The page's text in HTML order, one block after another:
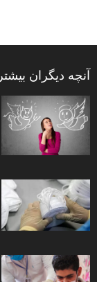
آنچه دیگران